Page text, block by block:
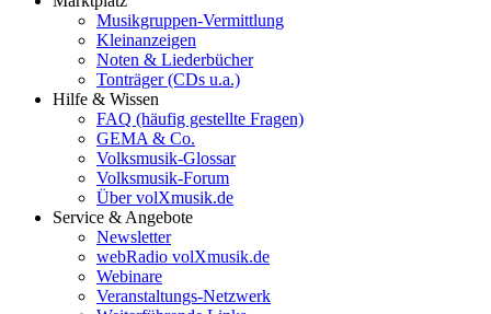
Musikgruppen-Vermittlung
Kleinanzeigen
Noten & Liederbücher
Tonträger (CDs u.a.)
Hilfe & Wissen
FAQ (häufig gestellte Fragen)
GEMA & Co.
Volksmusik-Glossar
Volksmusik-Forum
Über volXmusik.de
Service & Angebote
Newsletter
webRadio volXmusik.de
Webinare
Veranstaltungs-Netzwerk